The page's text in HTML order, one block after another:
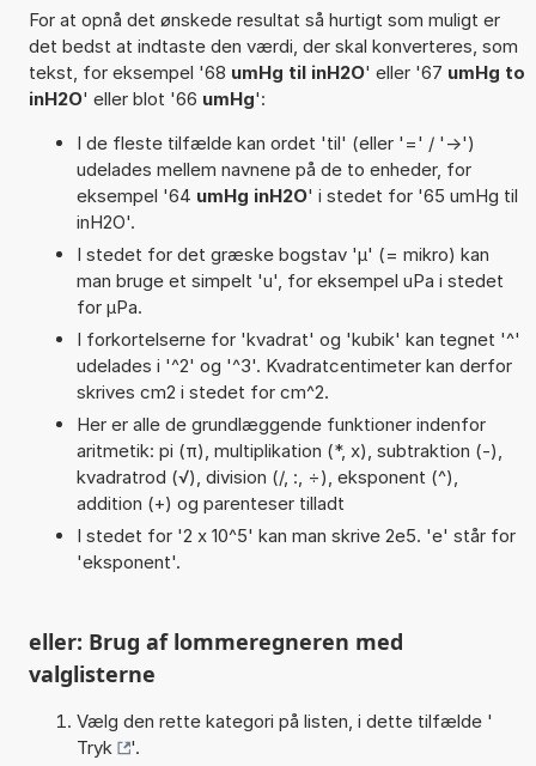
For at opnå det ønskede resultat så hurtigt som muligt er
det bedst at indtaste den værdi, der skal konverteres, som
tekst, for eksempel '68 umHg til inH2O' eller '67 umHg to
inH2O' eller blot '66 umHg':
I de fleste tilfælde kan ordet 'til' (eller '=' / '->')
udelades mellem navnene på de to enheder, for
eksempel '64 umHg inH2O' i stedet for '65 umHg til
inH2O'.
I stedet for det græske bogstav 'µ' (= mikro) kan
man bruge et simpelt 'u', for eksempel uPa i stedet
for µPa.
I forkortelserne for 'kvadrat' og 'kubik' kan tegnet '^'
udelades i '^2' og '^3'. Kvadratcentimeter kan derfor
skrives cm2 i stedet for cm^2.
Her er alle de grundlæggende funktioner indenfor
aritmetik: pi (π), multiplikation (*, x), subtraktion (-),
kvadratrod (√), division (/, :, ÷), eksponent (^),
addition (+) og parenteser tilladt
I stedet for '2 x 10^5' kan man skrive 2e5. 'e' står for
'eksponent'.
eller: Brug af lommeregneren med
valglisterne
Vælg den rette kategori på listen, i dette tilfælde '
Tryk
'.